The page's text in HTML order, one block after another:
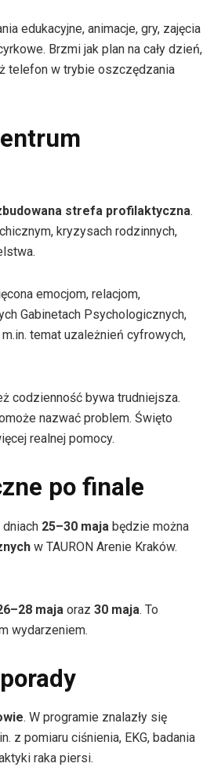
edukacyjne, animacje, gry, zajęcia
Brzmi jak plan na cały dzień,
telefon w trybie oszczędzania
strefa profilaktyczna.
kryzysach rodzinnych,
emocjom, relacjom,
Gabinetach Psychologicznych,
temat uzależnień cyfrowych,
codzienność bywa trudniejsza.
nazwać problem. Święto
realnej pomocy.
po finale
25–30 maja będzie można
w TAURON Arenie Kraków.
maja oraz 30 maja. To
wydarzeniem.
. W programie znalazły się
z pomiaru ciśnienia, EKG, badania
raka piersi.